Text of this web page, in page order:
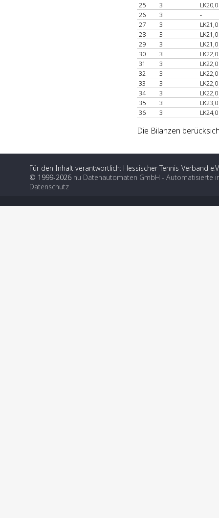
25
3
LK20,0
26
3
-
27
3
LK21,0
28
3
LK21,0
29
3
LK21,0
30
3
LK22,0
31
3
LK22,0
32
3
LK22,0
33
3
LK22,0
34
3
LK22,0
35
3
LK23,0
36
3 LK24,0
Die Bilanzen
Für den Inhalt verantwortlich: Hessischer Tennis-Verband
© 1999-2026 nu Datenautomaten GmbH - Automatisierte
Datenschutz